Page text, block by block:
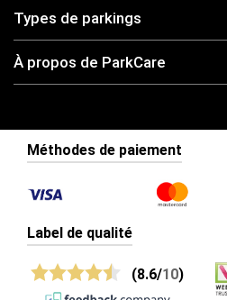
Types de parkings
À propos de ParkCare
Méthodes de paiement
Label de qualité
(8.6/10)